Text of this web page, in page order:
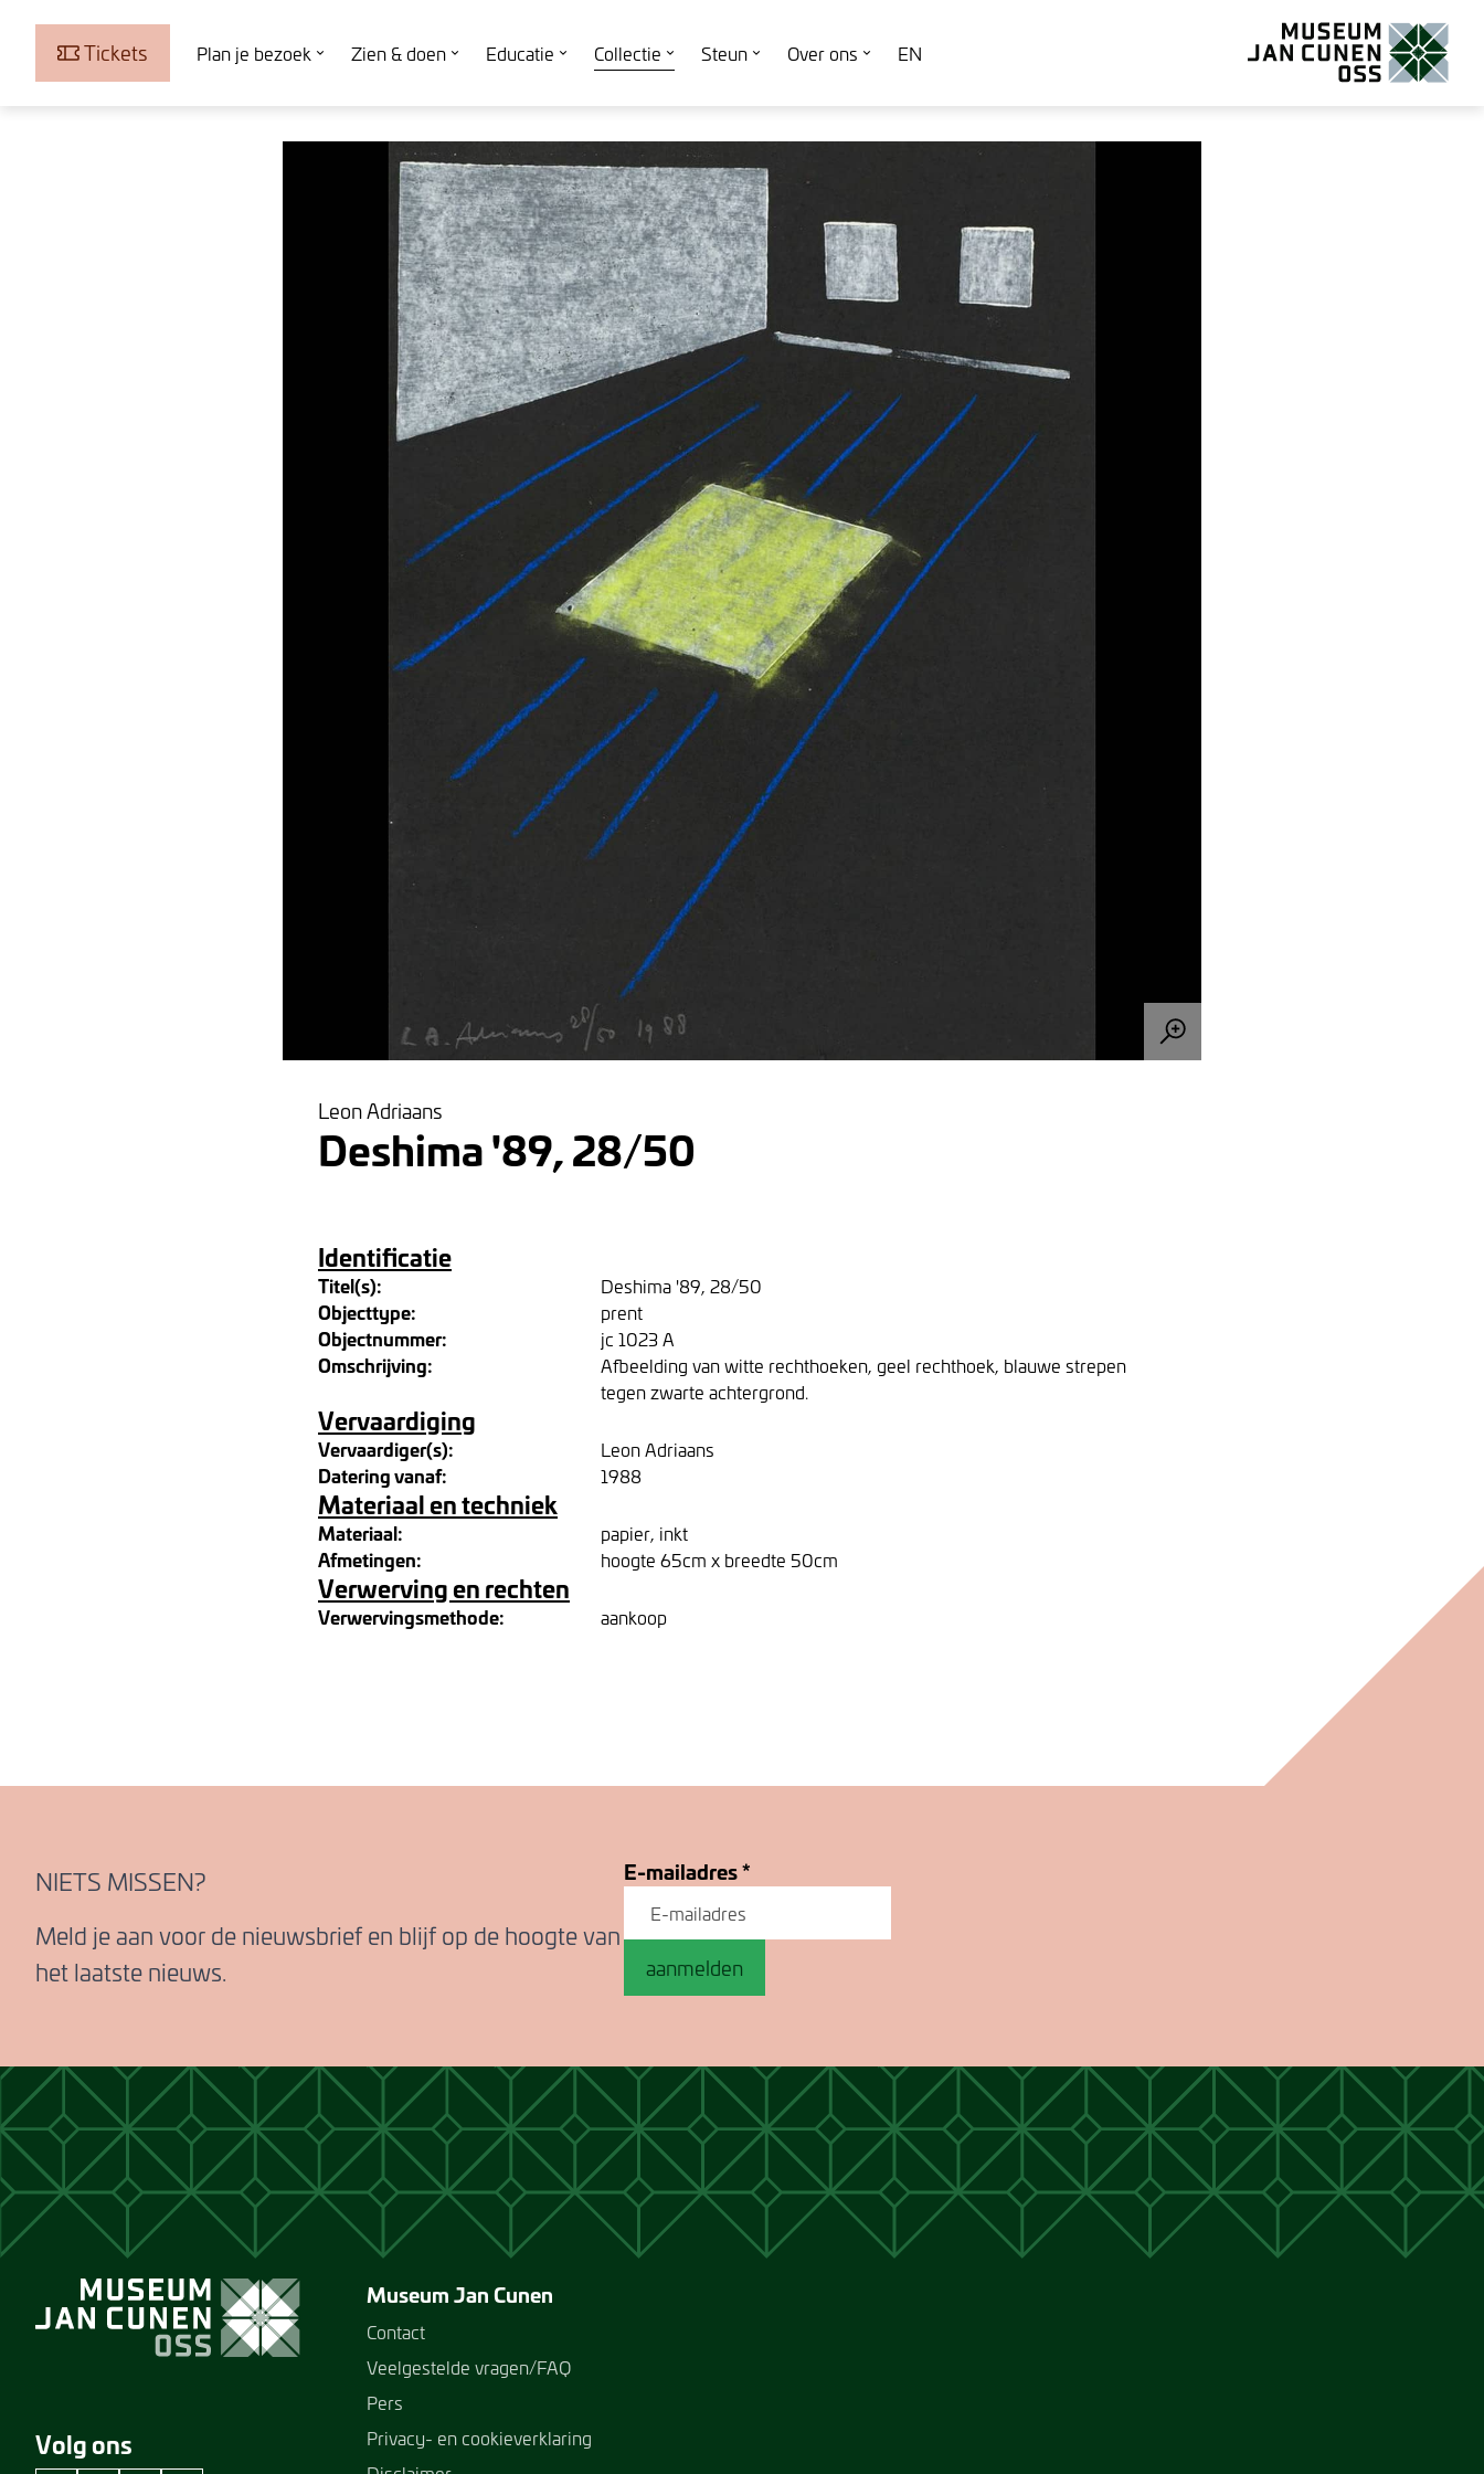
Tickets Plan je bezoek Zien & doen Educatie Collectie Steun Over ons
EN
Leon Adriaans
Deshima '89, 28/50
Identificatie
Titel(s): Deshima '89, 28/50
Objecttype: prent
Objectnummer: jc 1023 A
Omschrijving:
Afbeelding van witte rechthoeken, geel rechthoek, blauwe strepen
tegen zwarte achtergrond.
Vervaardiging
Vervaardiger(s): Leon Adriaans
Datering vanaf: 1988
Materiaal en techniek
Materiaal: papier, inkt
Afmetingen: hoogte 65cm x breedte 50cm
Verwerving en rechten
Verwervingsmethode: aankoop
NIETS MISSEN?
Meld je aan voor de nieuwsbrief en blijf op de hoogte van
het laatste nieuws.
E-mailadres*
aanmelden
Volg ons
Museum Jan Cunen
Contact
Veelgestelde vragen/FAQ
Pers
Privacy- en cookieverklaring